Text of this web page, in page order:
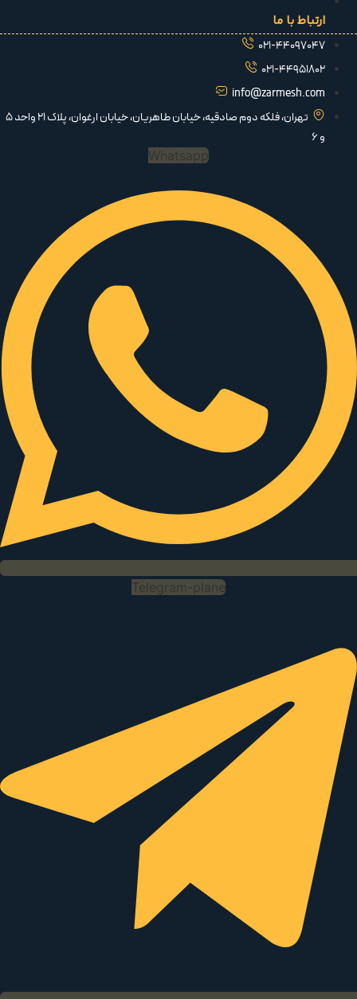
ارتباط با ما
021-44097047
021-44951802
info@zarmesh.com
تهران، فلکه دوم صادقیه، خیابان طاهریان، خیابان ارغوان، پلاک 21 واحد 5
و 6
Whatsapp
Telegram-plane